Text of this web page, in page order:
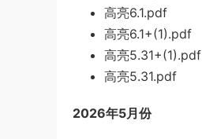
高亮6.1.pdf
高亮6.1+(1).pdf
高亮5.31+(1).pdf
高亮5.31.pdf
2026年5月份